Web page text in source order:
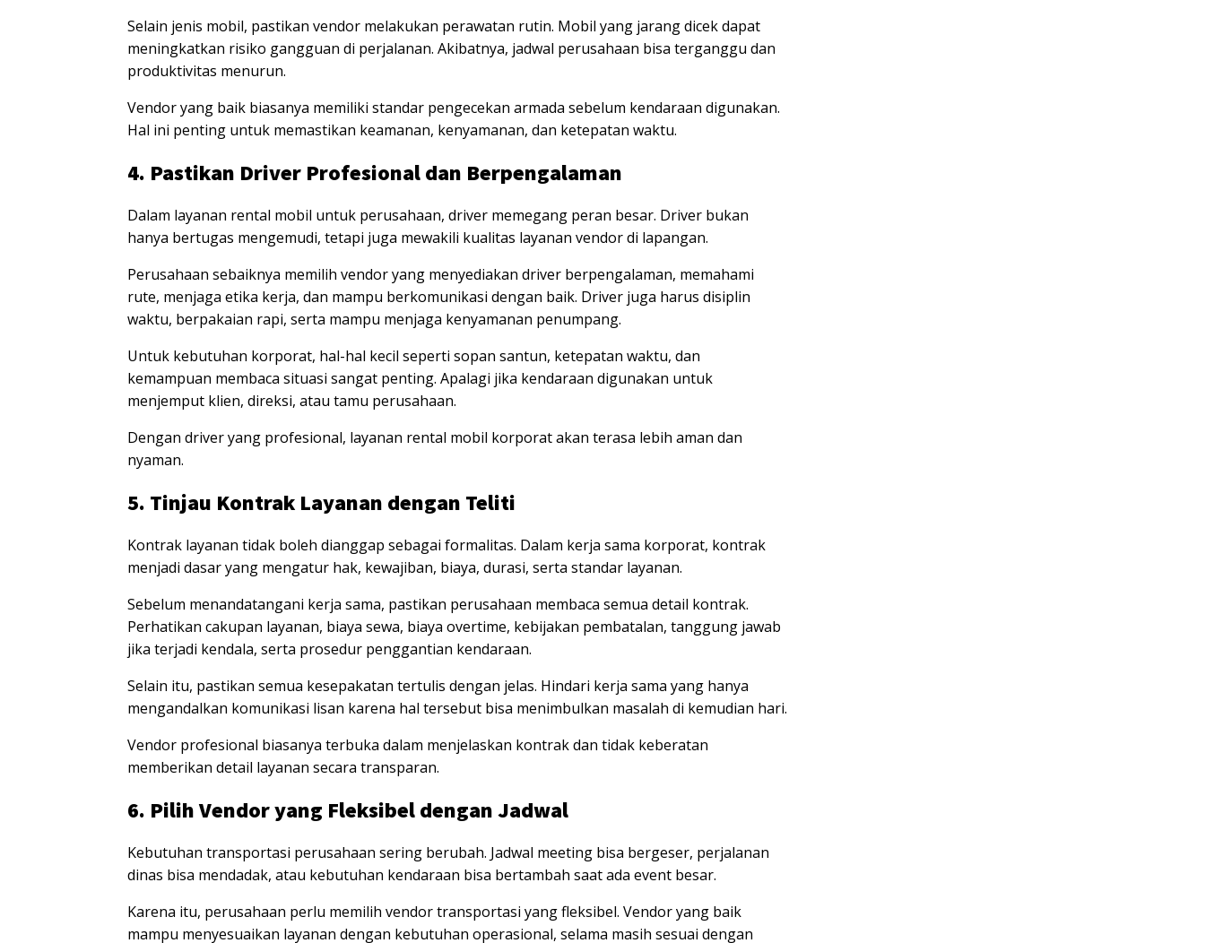
Selain jenis mobil, pastikan vendor melakukan perawatan rutin. Mobil yang jarang dicek dapat
meningkatkan risiko gangguan di perjalanan. Akibatnya, jadwal perusahaan bisa terganggu dan
produktivitas menurun.
Vendor yang baik biasanya memiliki standar pengecekan armada sebelum kendaraan digunakan.
Hal ini penting untuk memastikan keamanan, kenyamanan, dan ketepatan waktu.
4. Pastikan Driver Profesional dan Berpengalaman
Dalam layanan rental mobil untuk perusahaan, driver memegang peran besar. Driver bukan
hanya bertugas mengemudi, tetapi juga mewakili kualitas layanan vendor di lapangan.
Perusahaan sebaiknya memilih vendor yang menyediakan driver berpengalaman, memahami
rute, menjaga etika kerja, dan mampu berkomunikasi dengan baik. Driver juga harus disiplin
waktu, berpakaian rapi, serta mampu menjaga kenyamanan penumpang.
Untuk kebutuhan korporat, hal-hal kecil seperti sopan santun, ketepatan waktu, dan
kemampuan membaca situasi sangat penting. Apalagi jika kendaraan digunakan untuk
menjemput klien, direksi, atau tamu perusahaan.
Dengan driver yang profesional, layanan rental mobil korporat akan terasa lebih aman dan
nyaman.
5. Tinjau Kontrak Layanan dengan Teliti
Kontrak layanan tidak boleh dianggap sebagai formalitas. Dalam kerja sama korporat, kontrak
menjadi dasar yang mengatur hak, kewajiban, biaya, durasi, serta standar layanan.
Sebelum menandatangani kerja sama, pastikan perusahaan membaca semua detail kontrak.
Perhatikan cakupan layanan, biaya sewa, biaya overtime, kebijakan pembatalan, tanggung jawab
jika terjadi kendala, serta prosedur penggantian kendaraan.
Selain itu, pastikan semua kesepakatan tertulis dengan jelas. Hindari kerja sama yang hanya
mengandalkan komunikasi lisan karena hal tersebut bisa menimbulkan masalah di kemudian hari.
Vendor profesional biasanya terbuka dalam menjelaskan kontrak dan tidak keberatan
memberikan detail layanan secara transparan.
6. Pilih Vendor yang Fleksibel dengan Jadwal
Kebutuhan transportasi perusahaan sering berubah. Jadwal meeting bisa bergeser, perjalanan
dinas bisa mendadak, atau kebutuhan kendaraan bisa bertambah saat ada event besar.
Karena itu, perusahaan perlu memilih vendor transportasi yang fleksibel. Vendor yang baik
mampu menyesuaikan layanan dengan kebutuhan operasional, selama masih sesuai dengan